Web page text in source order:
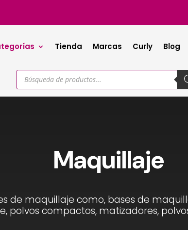
Tienda Marcas Curly Blog
Búsqueda
productos
Maquillaje
de maquillaje como, bases de
polvos compactos, matizadores,